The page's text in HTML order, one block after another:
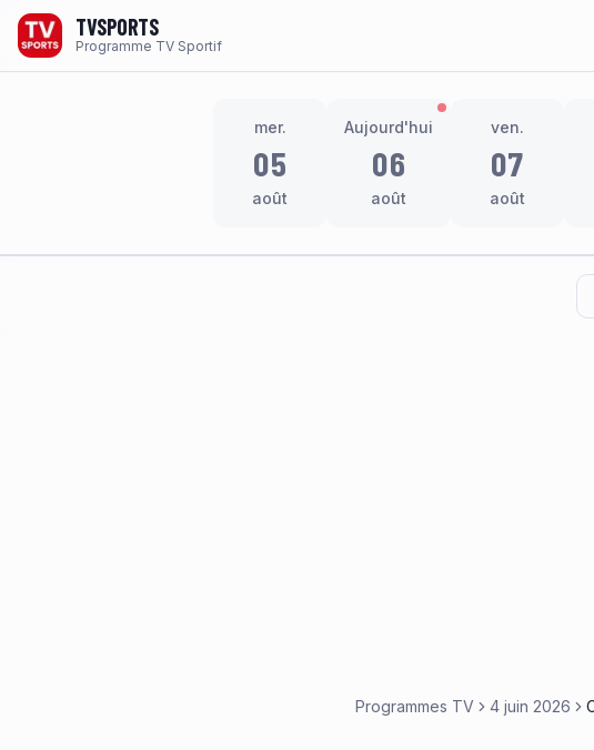
TVSPORTS
Programme TV Sportif
mer.
05
août
Aujourd'hui
06
août
ven.
07
août
Programmes TV 4 juin 2026